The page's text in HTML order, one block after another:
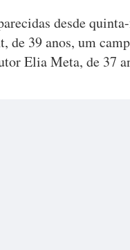
desde
de 39 anos, um
Elia Meta, de 37